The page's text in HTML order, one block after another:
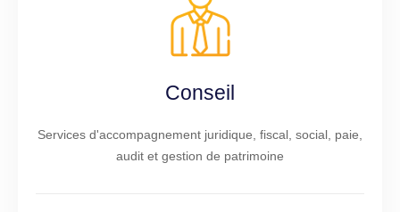
Conseil
Services d'accompagnement juridique, fiscal, social, paie,
audit et gestion de patrimoine